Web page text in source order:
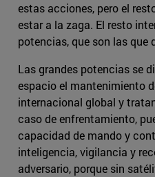
estas acciones, pero el
estar a la zaga. El resto
potencias, que son las que
Las grandes potencias se
espacio el mantenimiento
internacional global y
caso de enfrentamiento,
capacidad de mando y
inteligencia, vigilancia y
adversario, porque sin